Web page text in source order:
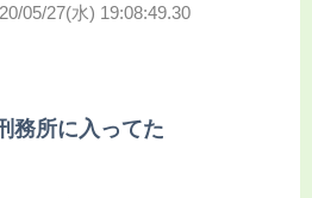
05/27(水) 19:08:49.30
務所に入ってた